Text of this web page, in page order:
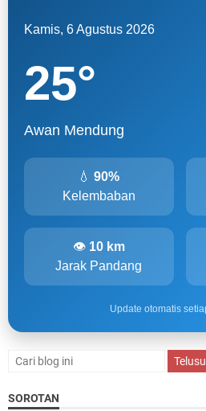
Kamis, 6 Agustus 2026
25°
Awan Mendung
💧90%
Kelembaban
👁 10 km
Jarak Pandang
Update otomatis
SOROTAN